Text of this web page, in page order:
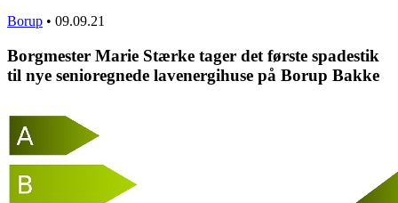
Borup • 09.09.21
Borgmester Marie Stærke tager det første spadestik
til nye senioregnede lavenergihuse på Borup Bakke